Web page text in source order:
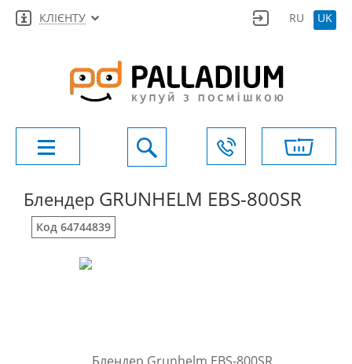
КЛІЄНТУ RU UK
Блендер GRUNHELM EBS-800SR
Код 64744839